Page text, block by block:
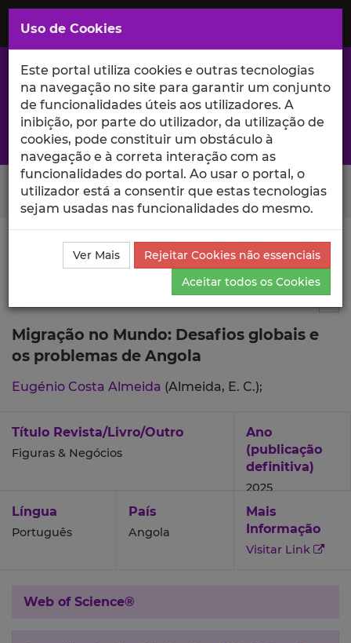
Saltar
para
Conteúdo
Principal
A excelência da investigação e ciência no Iscte
Search Button
Ciência_Iscte Publicações
Descrição Detalhada da
Publicação
Migração no Mundo: Desafios globais e
os problemas de Angola
Eugénio Costa Almeida (Almeida, E. C.);
Título Revista/Livro/Outro
Figuras & Negócios
Ano
(publicação
definitiva)
2025
Língua
Português
País
Angola
Mais
Informação
Visitar Link
Web of Science®
Uso de Cookies
Este portal utiliza cookies e outras tecnologias
na navegação no site para garantir um conjunto
de funcionalidades úteis aos utilizadores. A
inibição, por parte do utilizador, da utilização de
cookies, pode constituir um obstáculo à
navegação e à correta interação com as
funcionalidades do portal. Ao usar o portal, o
utilizador está a consentir que estas tecnologias
sejam usadas nas funcionalidades do mesmo.
Ver Mais
Rejeitar Cookies não essenciais
Aceitar todos os Cookies